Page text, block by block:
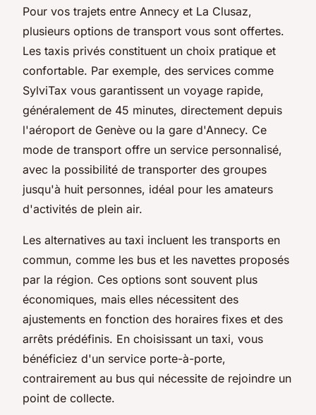
Pour vos trajets entre Annecy et La Clusaz,
plusieurs options de transport vous sont offertes.
Les taxis privés constituent un choix pratique et
confortable. Par exemple, des services comme
SylviTax vous garantissent un voyage rapide,
généralement de 45 minutes, directement depuis
l'aéroport de Genève ou la gare d'Annecy. Ce
mode de transport offre un service personnalisé,
avec la possibilité de transporter des groupes
jusqu'à huit personnes, idéal pour les amateurs
d'activités de plein air.
Les alternatives au taxi incluent les transports en
commun, comme les bus et les navettes proposés
par la région. Ces options sont souvent plus
économiques, mais elles nécessitent des
ajustements en fonction des horaires fixes et des
arrêts prédéfinis. En choisissant un taxi, vous
bénéficiez d'un service porte-à-porte,
contrairement au bus qui nécessite de rejoindre un
point de collecte.